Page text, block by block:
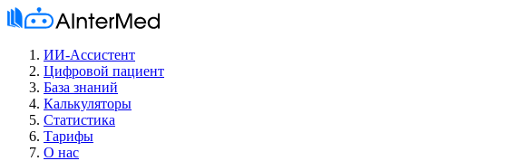
ИИ-Ассистент
Цифровой пациент
База знаний
Калькуляторы
Статистика
Тарифы
О нас